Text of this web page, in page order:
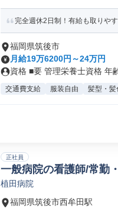
完全週休2日制！有給も取りや
福岡県筑後市
月給19万6200円～24万円
資格 ■要 管理栄養士資格 年
交通費支給 服装自由 髪型・髪
正社員
一般病院の看護師/常勤
植田病院
福岡県筑後市西牟田駅